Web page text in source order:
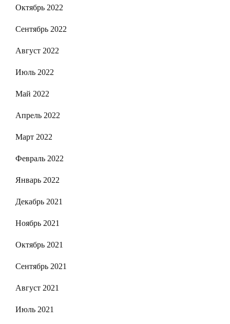
Октябрь 2022
Сентябрь 2022
Август 2022
Июль 2022
Май 2022
Апрель 2022
Март 2022
Февраль 2022
Январь 2022
Декабрь 2021
Ноябрь 2021
Октябрь 2021
Сентябрь 2021
Август 2021
Июль 2021